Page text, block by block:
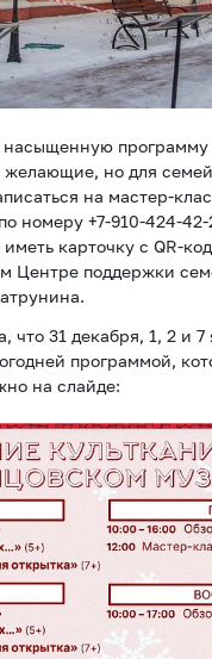
желающие, но для
на мастер-
номеру +7-910-424-
карточку с QR-
Центре поддержки
что 31 декабря, 1, 2 и
программой,
на слайде: